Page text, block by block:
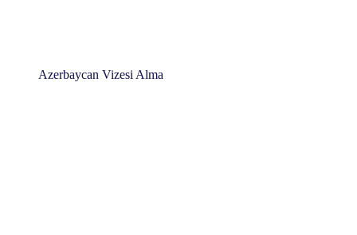
Azerbaycan Vizesi Alma